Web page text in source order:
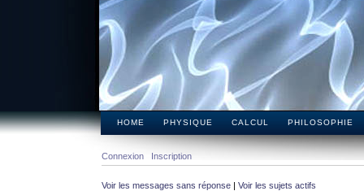
HOME PHYSIQUE CALCUL PHILOSOPHIE
Connexion Inscription
Voir les messages sans réponse | Voir les sujets actifs